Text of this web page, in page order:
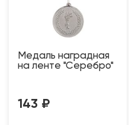
Медаль наградная
на ленте "Серебро"
143 ₽